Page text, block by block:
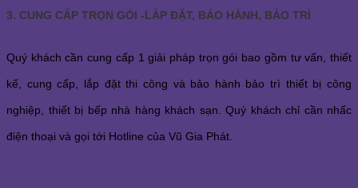
3. CUNG CẤP TRỌN GÓI -LẮP ĐẶT, BẢO HÀNH, BẢO TRÌ
Quý khách cần cung cấp 1 giải pháp trọn gói bao gồm tư vấn, thiết
kế, cung cấp, lắp đặt thi công và bảo hành bảo trì thiết bị công
nghiệp, thiết bị bếp nhà hàng khách sạn. Quý khách chỉ cần nhấc
điện thoại và gọi tới Hotline của Vũ Gia Phát.